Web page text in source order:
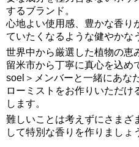
するブランド。
心地よい使用感、豊かな香り
ていたくなるような健やかな
世界中から厳選した植物の恵
留米市から丁寧に真心を込め
soel＞メンバーと一緒にあな
ローミストをお作りいただけ
します。
難しいことは考えずにさまざ
して特別な香りを作りましょ